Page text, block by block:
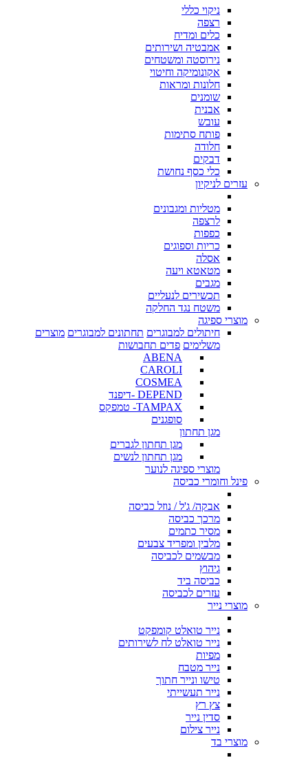
ניקוי כללי
רצפה
כלים ומדיח
אמבטיה ושירותים
נירוסטה ומשטחים
אקונומיקה וחיטוי
חלונות ומראות
שומנים
אבנית
עובש
פותח סתימות
חלודה
דבקים
כלי כסף נחושת
עזרים לניקיון
מטליות ומגבונים
לרצפה
כפפות
כריות וספוגים
אסלה
מטאטא ויעה
מגבים
תכשירים לנעליים
משטח נגד החלקה
מוצרי ספיגה
חיתולים למבוגרים תחתונים למבוגרים מוצרים
משלימים פדים תחבושות
ABENA
CAROLI
COSMEA
DEPEND -דיפנד
TAMPAX- טמפקס
סופגנים
מגן תחתון
מגן תחתון לגברים
מגן תחתון לנשים
מוצרי ספיגה לנוער
פינל וחומרי כביסה
אבקה/ ג'ל / נוזל כביסה
מרכך כביסה
מסיר כתמים
מלבין ומפריד צבעים
מבשמים לכביסה
גיהוץ
כביסה ביד
עזרים לכביסה
מוצרי נייר
נייר טואלט קומפקט
נייר טואלט לח לשירותים
מפיות
נייר מטבח
טישו ונייר חתוך
נייר תעשייתי
צץ רץ
סדין נייר
נייר צילום
מוצרי בד